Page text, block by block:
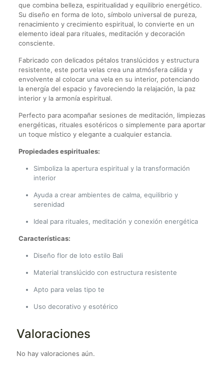
que combina belleza, espiritualidad y equilibrio energético.
Su diseño en forma de loto, símbolo universal de pureza,
renacimiento y crecimiento espiritual, lo convierte en un
elemento ideal para rituales, meditación y decoración
consciente.
Fabricado con delicados pétalos translúcidos y estructura
resistente, este porta velas crea una atmósfera cálida y
envolvente al colocar una vela en su interior, potenciando
la energía del espacio y favoreciendo la relajación, la paz
interior y la armonía espiritual.
Perfecto para acompañar sesiones de meditación, limpiezas
energéticas, rituales esotéricos o simplemente para aportar
un toque místico y elegante a cualquier estancia.
Propiedades espirituales:
Simboliza la apertura espiritual y la transformación
interior
Ayuda a crear ambientes de calma, equilibrio y
serenidad
Ideal para rituales, meditación y conexión energética
Características:
Diseño flor de loto estilo Bali
Material translúcido con estructura resistente
Apto para velas tipo te
Uso decorativo y esotérico
Valoraciones
No hay valoraciones aún.